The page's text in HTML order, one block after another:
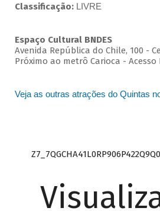
Classificação: LIVRE
Espaço Cultural BNDES
Avenida República do Chile, 100 -
Próximo ao metrô Carioca - Acesso
Veja as outras atrações do Quintas